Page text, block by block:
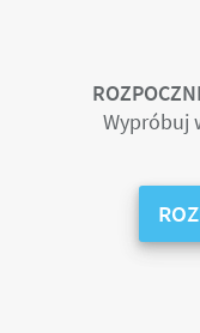
Wypróbuj